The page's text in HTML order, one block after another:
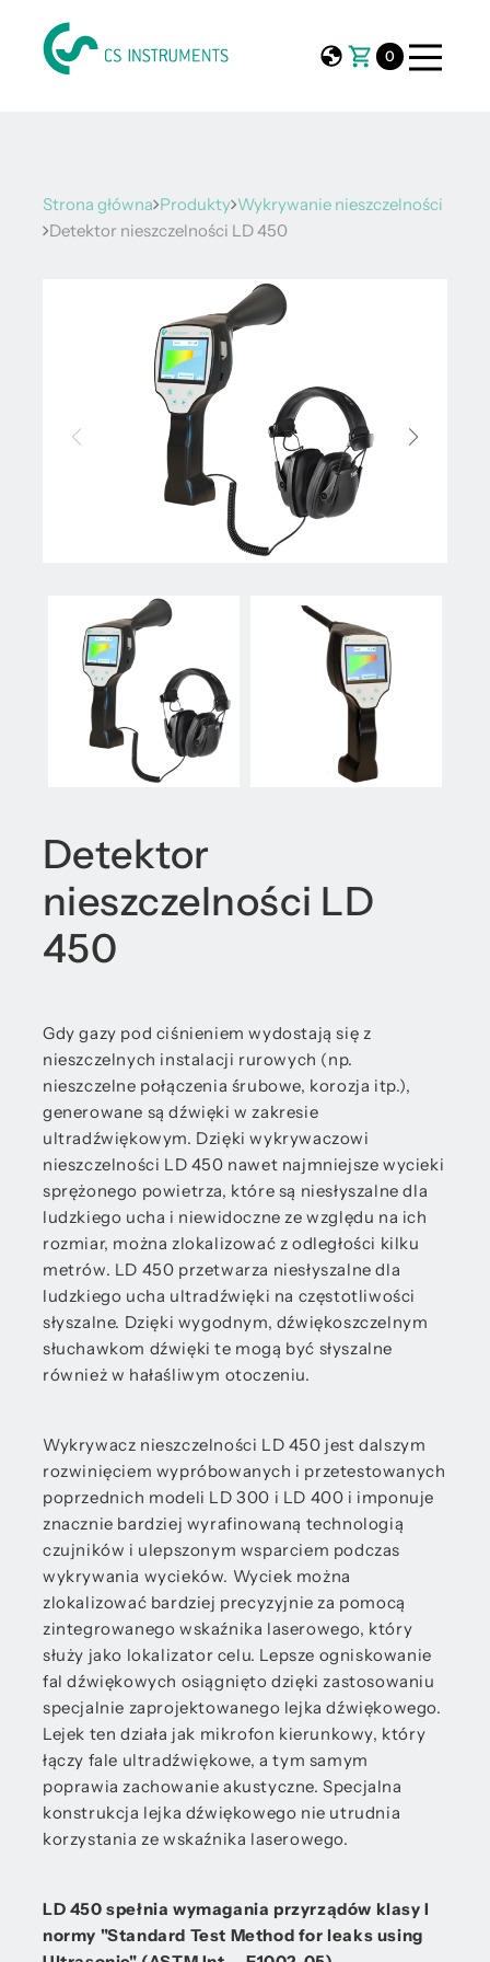
0
Strona główna Produkty Wykrywanie nieszczelności
Detektor nieszczelności LD 450
Detektor
nieszczelności LD
450
Gdy gazy pod ciśnieniem wydostają się z
nieszczelnych instalacji rurowych (np.
nieszczelne połączenia śrubowe, korozja itp.),
generowane są dźwięki w zakresie
ultradźwiękowym. Dzięki wykrywaczowi
nieszczelności LD 450 nawet najmniejsze wycieki
sprężonego powietrza, które są niesłyszalne dla
ludzkiego ucha i niewidoczne ze względu na ich
rozmiar, można zlokalizować z odległości kilku
metrów. LD 450 przetwarza niesłyszalne dla
ludzkiego ucha ultradźwięki na częstotliwości
słyszalne. Dzięki wygodnym, dźwiękoszczelnym
słuchawkom dźwięki te mogą być słyszalne
również w hałaśliwym otoczeniu.
Wykrywacz nieszczelności LD 450 jest dalszym
rozwinięciem wypróbowanych i przetestowanych
poprzednich modeli LD 300 i LD 400 i imponuje
znacznie bardziej wyrafinowaną technologią
czujników i ulepszonym wsparciem podczas
wykrywania wycieków. Wyciek można
zlokalizować bardziej precyzyjnie za pomocą
zintegrowanego wskaźnika laserowego, który
służy jako lokalizator celu. Lepsze ogniskowanie
fal dźwiękowych osiągnięto dzięki zastosowaniu
specjalnie zaprojektowanego lejka dźwiękowego.
Lejek ten działa jak mikrofon kierunkowy, który
łączy fale ultradźwiękowe, a tym samym
poprawia zachowanie akustyczne. Specjalna
konstrukcja lejka dźwiękowego nie utrudnia
korzystania ze wskaźnika laserowego.
LD 450 spełnia wymagania przyrządów klasy I
normy "Standard Test Method for leaks using